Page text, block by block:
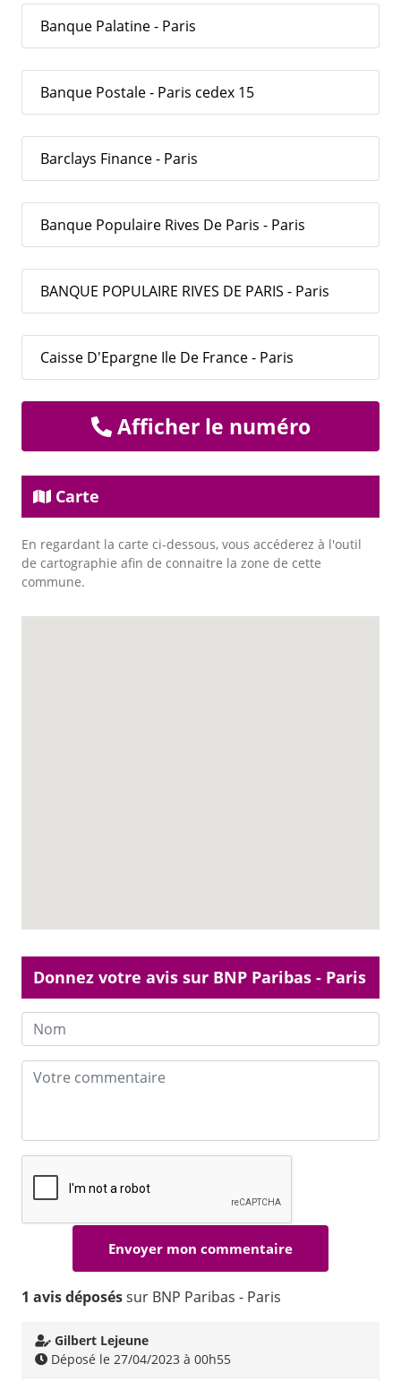
Banque Palatine - Paris
Banque Postale - Paris cedex 15
Barclays Finance - Paris
Banque Populaire Rives De Paris - Paris
BANQUE POPULAIRE RIVES DE PARIS - Paris
Caisse D'Epargne Ile De France - Paris
Afficher le numéro
Carte
En regardant la carte ci-dessous, vous accéderez à l'outil
de cartographie afin de connaitre la zone de cette
commune.
Donnez votre avis sur BNP Paribas - Paris
1 avis déposéssur BNP Paribas - Paris
Gilbert Lejeune
Déposé le 27/04/2023 à 00h55